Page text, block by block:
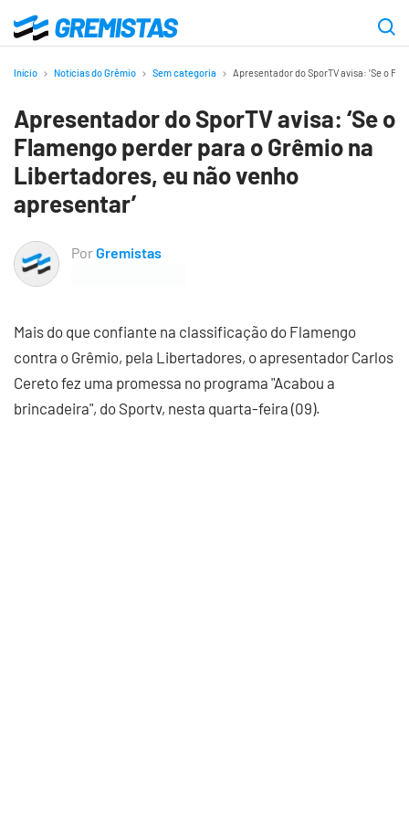
para
principal
Gremistas
Início Notícias do Grêmio Sem categoria Apresentador do SporTV avisa: ‘Se o
Apresentador do SporTV avisa: ‘Se o
Flamengo perder para o Grêmio na
Libertadores, eu não venho
apresentar’
PorGremistas
Mais do que confiante na classificação do Flamengo
contra o Grêmio, pela Libertadores, o apresentador Carlos
Cereto fez uma promessa no programa "Acabou a
brincadeira", do Sportv, nesta quarta-feira (09).